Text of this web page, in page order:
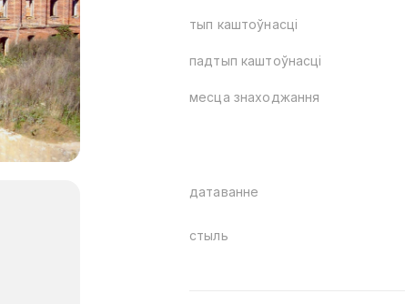
тып каштоўнасці
падтып каштоўнасці
месца знаходжання
датаванне
стыль